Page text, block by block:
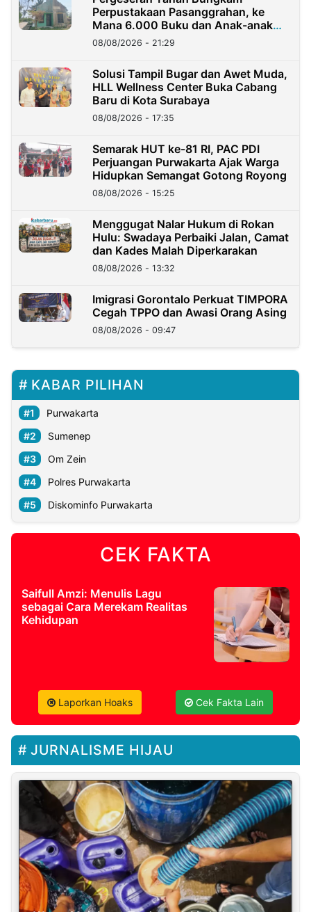
Perpustakaan Pasanggrahan, ke
Mana 6.000 Buku dan Anak-anak
Kini?
08/08/2026 - 21:29
Solusi Tampil Bugar dan Awet Muda,
HLL Wellness Center Buka Cabang
Baru di Kota Surabaya
08/08/2026 - 17:35
Semarak HUT ke-81 RI, PAC PDI
Perjuangan Purwakarta Ajak Warga
Hidupkan Semangat Gotong Royong
08/08/2026 - 15:25
Menggugat Nalar Hukum di Rokan
Hulu: Swadaya Perbaiki Jalan, Camat
dan Kades Malah Diperkarakan
08/08/2026 - 13:32
Imigrasi Gorontalo Perkuat TIMPORA
Cegah TPPO dan Awasi Orang Asing
08/08/2026 - 09:47
KABAR PILIHAN
Purwakarta
Sumenep
Om Zein
Polres Purwakarta
Diskominfo Purwakarta
CEK FAKTA
Saifull Amzi: Menulis Lagu
sebagai Cara Merekam Realitas
Kehidupan
Laporkan Hoaks Cek Fakta Lain
JURNALISME HIJAU